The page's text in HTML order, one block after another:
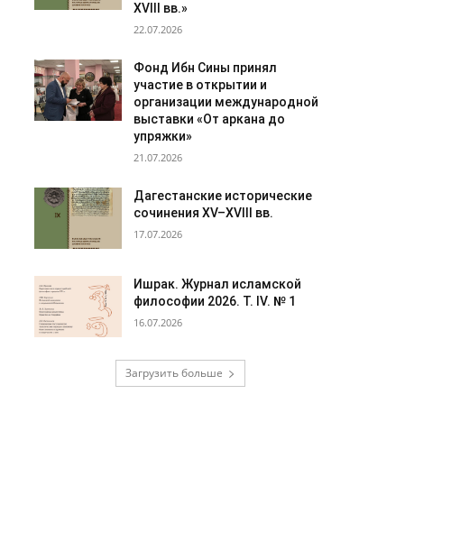
XVIII вв.»
22.07.2026
Фонд Ибн Сины принял
участие в открытии и
организации международной
выставки «От аркана до
упряжки»
21.07.2026
Дагестанские исторические
сочинения XV–XVIII вв.
17.07.2026
Ишрак. Журнал исламской
философии 2026. Т. IV. № 1
16.07.2026
Загрузить больше